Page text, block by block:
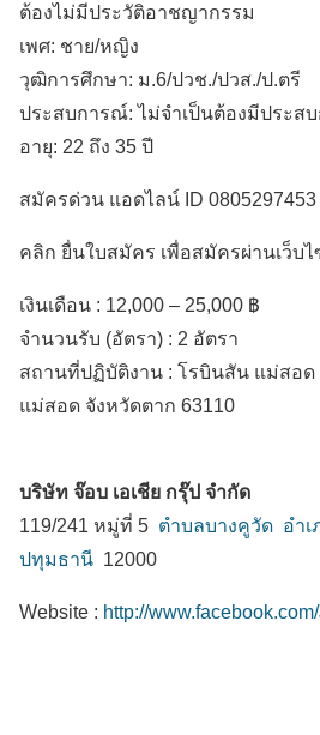
ต้องไม่มีประวัติอาชญากรรม
เพศ: ชาย/หญิง
วุฒิการศึกษา: ม.6/ปวช./ปวส./ป.ตรี
ประสบการณ์: ไม่จำเป็นต้องมีประส
อายุ: 22 ถึง 35 ปี
สมัครด่วน แอดไลน์ ID 0805297453
คลิก ยื่นใบสมัคร เพื่อสมัครผ่านเว็บไ
เงินเดือน : 12,000 – 25,000 ฿
จำนวนรับ (อัตรา) : 2 อัตรา
สถานที่ปฏิบัติงาน : โรบินสัน แม่สอ
แม่สอด จังหวัดตาก 63110
บริษัท จ๊อบ เอเชีย กรุ๊ป จำกัด
119/241 หมู่ที่ 5 ตำบลบางคูวัด อำ
ปทุมธานี 12000
Website : http://